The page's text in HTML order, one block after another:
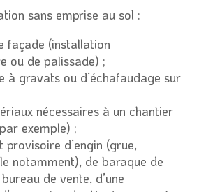
sans emprise au sol :
façade (installation
ou de palissade) ;
à gravats ou d’échafaudage sur
nécessaires à un chantier
exemple) ;
provisoire d’engin (grue,
notamment), de baraque de
de vente, d’une